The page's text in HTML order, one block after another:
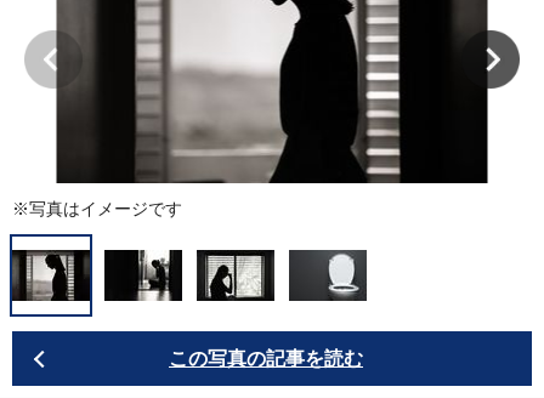
※写真はイメージです
この写真の記事を読む